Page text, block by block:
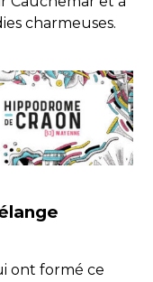
charmeuses.
ont formé ce